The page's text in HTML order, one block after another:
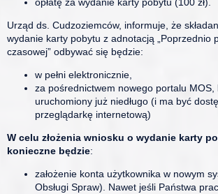
Urząd ds. Cudzoziemców, informuje, że
wydanie karty pobytu z adnotacją „Poprzednio
czasowej” odbywać się będzie:
w pełni elektronicznie,
za pośrednictwem nowego portalu MOS,
uruchomiony już niedługo (i ma być
przeglądarkę internetową)
W celu złożenia wniosku o wydanie karty
konieczne będzie:
założenie konta użytkownika w nowym
Obsługi Spraw). Nawet jeśli Państwa